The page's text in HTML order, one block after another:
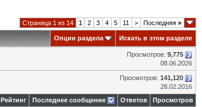
Страница 1 из 14 1 2 3 4 5 11 > Последняя »
Опции раздела Искать в этом разделе
Просмотров: 9,775
08.06.2026
Просмотров: 141,120
28.02.2016
Рейтинг
Последнее сообщение Ответов Просмотров